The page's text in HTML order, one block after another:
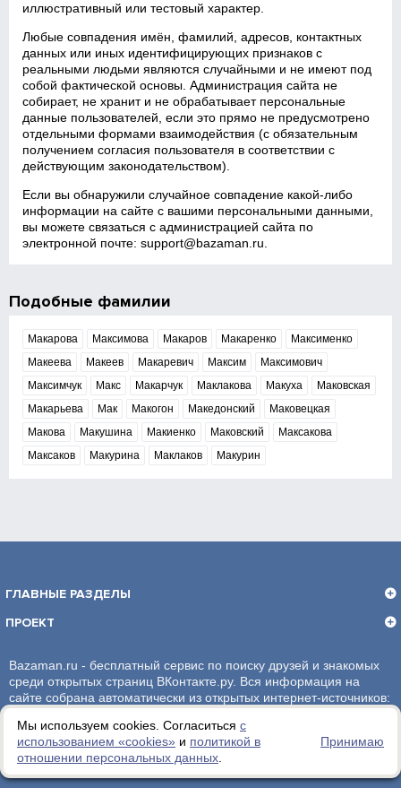
Мы используем cookies. Согласиться с
использованием «сookies» и политикой в
отношении персональных данных
Принимаю
иллюстративный или тестовый характер.
Любые совпадения имён, фамилий, адресов, контактных
данных или иных идентифицирующих признаков с
реальными людьми являются случайными и не имеют под
собой фактической основы. Администрация сайта не
собирает, не хранит и не обрабатывает персональные
данные пользователей, если это прямо не предусмотрено
отдельными формами взаимодействия (с обязательным
получением согласия пользователя в соответствии с
действующим законодательством).
Если вы обнаружили случайное совпадение какой‑либо
информации на сайте с вашими персональными данными,
вы можете связаться с администрацией сайта по
электронной почте:support@bazaman.ru
Подобные фамилии
Макарова Максимова Макаров Макаренко
Максименко
Макеева
Макеев Макаревич Максим
Максимович
Максимчук
Макс Макарчук Маклакова Макуха
Маковская
Макарьева
Мак Макогон Македонский
Маковецкая
Макова
Макушина Макиенко Маковский
Максакова
Максаков
Макурина Маклаков Макурин
ГЛАВНЫЕ РАЗДЕЛЫ
ПРОЕКТ
Bazaman.ru - бесплатный сервис по поиску друзей и знакомых
среди открытых страниц ВКонтакте.ру. Вся информация на
сайте собрана автоматически из открытых интернет-источников:
администрация сайта ответственности не несет.
Политика обработки персональных данных